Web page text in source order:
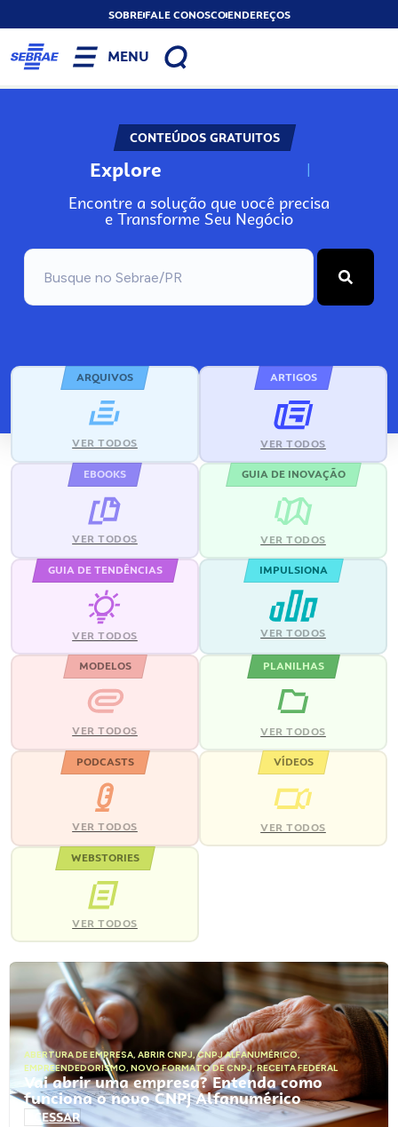
SOBREFALE CONOSCOENDEREÇOS
MENU
CONTEÚDOS GRATUITOS
Explore N
Encontre a solução que você precisa
e Transforme Seu Negócio
ARQUIVOS
VER TODOS
ARTIGOS
VER TODOS
EBOOKS
VER TODOS
GUIA DE INOVAÇÃO
VER TODOS
GUIA DE TENDÊNCIAS
VER TODOS
IMPULSIONA
VER TODOS
MODELOS
VER TODOS
PLANILHAS
VER TODOS
PODCASTS
VER TODOS
VÍDEOS
VER TODOS
WEBSTORIES
VER TODOS
ABERTURA DE EMPRESA, ABRIR CNPJ,CNPJ ALFANUMÉRICO,
EMPREENDEDORISMO, NOVO FORMATO DE CNPJ,RECEITA FEDERAL
Vai abrir uma empresa? Entenda como
funciona o novo CNPJ Alfanumérico
ACESSAR